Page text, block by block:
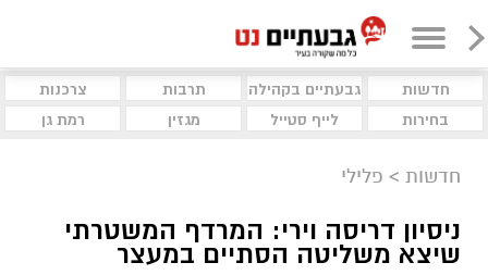
חדשות גבעתיים בקהילה תרבות
צרכנות
בחירות
לייף סטייל מגזין רמת גן
חדשות > פלילי
ניסיון דריסה וירי: המרדף המשטרתי
שיצא משליטה הסתיים במעצר